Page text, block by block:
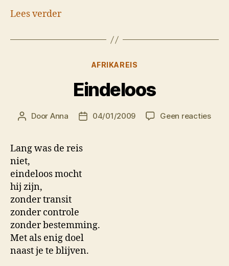
Lees verder
Categorieën
AFRIKAREIS
Eindeloos
Berichtauteur
Door Anna Berichtdatum
04/01/2009 Geen reactiesop
Lang was de reis
niet,
eindeloos mocht
hij zijn,
zonder transit
zonder controle
zonder bestemming.
Met als enig doel
naast je te blijven.